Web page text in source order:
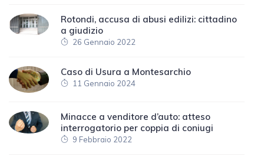
Rotondi, accusa di abusi edilizi: cittadino
a giudizio
26 Gennaio 2022
Caso di Usura a Montesarchio
11 Gennaio 2024
Minacce a venditore d’auto: atteso
interrogatorio per coppia di coniugi
9 Febbraio 2022